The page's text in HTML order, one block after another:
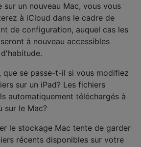
sur un nouveau Mac, vous vous
à iCloud dans le cadre de
de configuration, auquel cas les
à nouveau accessibles
que se passe-t-il si vous modifiez
sur un iPad? Les fichiers
automatiquement téléchargés à
sur le Mac?
le stockage Mac tente de garder
récents disponibles sur votre